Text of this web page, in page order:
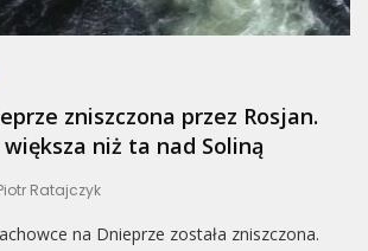
zniszczona przez Rosjan.
większa niż ta nad Soliną
Ratajczyk
na Dnieprze została zniszczona.